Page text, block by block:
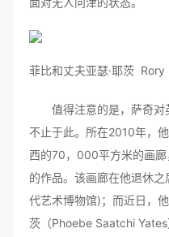
菲比和丈夫亚瑟·耶茨 Rory
值得注意的是，萨奇对
不止于此。所在2010年，
西的70，000平方米的画
的作品。该画廊在他退休
代艺术博物馆)；而近日，
茨（Phoebe Saatchi